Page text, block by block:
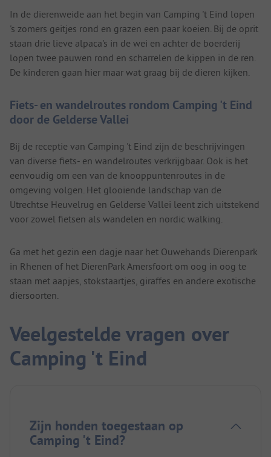
In de dierenweide aan het begin van Camping 't Eind lopen
's zomers geitjes rond en grazen een paar koeien. Bij de oprit
staan drie lieve alpaca's in de wei en achter de boerderij
lopen twee pauwen rond en scharrelen de kippen in de ren.
De kinderen gaan hier maar wat graag bij de dieren kijken.
Fiets- en wandelroutes rondom Camping 't Eind
door de Gelderse Vallei
Bij de receptie van Camping 't Eind zijn de beschrijvingen
van diverse fiets- en wandelroutes verkrijgbaar. Ook is het
eenvoudig om een van de knooppuntenroutes in de
omgeving volgen. Het glooiende landschap van de
Utrechtse Heuvelrug en Gelderse Vallei leent zich uitstekend
voor zowel fietsen als wandelen en nordic walking.
Ga met het gezin een dagje naar het Ouwehands Dierenpark
in Rhenen of het DierenPark Amersfoort om oog in oog te
staan met aapjes, stokstaartjes, giraffes en andere exotische
diersoorten.
Veelgestelde vragen over
Camping 't Eind
Zijn honden toegestaan op
Camping 't Eind?